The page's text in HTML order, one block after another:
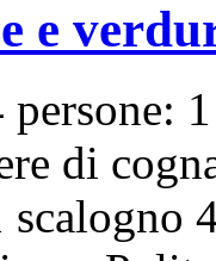
e
di